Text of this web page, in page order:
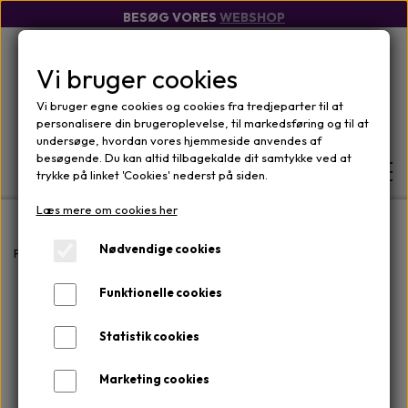
BESØG VORES WEBSHOP
FORSIDE
WEBSHOP
MÆRKER
ANSIGTSPLEJE
OM
OM KLINIKKEN
KONTAKT
Forside Mærker Rosalique Rosalique 3 i 1 - 30 ml
Vi bruger cookies
Vi bruger egne cookies og cookies fra tredjeparter til at
personalisere din brugeroplevelse, til markedsføring og til at
undersøge, hvordan vores hjemmeside anvendes af
besøgende. Du kan altid tilbagekalde dit samtykke ved at
trykke på linket 'Cookies' nederst på siden.
Læs mere om cookies her
Nødvendige cookies
Funktionelle cookies
Statistik cookies
Marketing cookies